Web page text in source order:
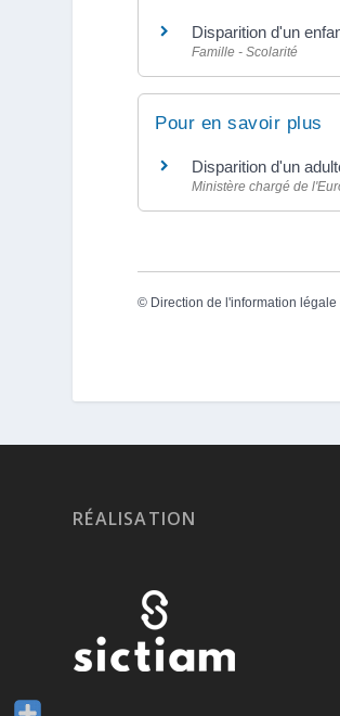
Disparition d'un
Famille - Scolarité
Pour en savoir plus
Disparition d'un
Ministère chargé de
© Direction de l'information
RÉALISATION